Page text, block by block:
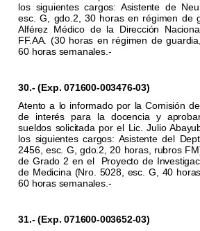
los siguientes cargos: Asistente de
esc. G, gdo.2, 30 horas en régimen de
Alférez Médico de la Dirección
FF.AA. (30 horas en régimen de
60 horas semanales.-
30.- (Exp. 071600-003476-03)
Atento a lo informado por la Comisión
de interés para la docencia y
sueldos solicitada por el Lic. Julio
los siguientes cargos: Asistente del
2456, esc. G, gdo.2, 20 horas, rubros
de Grado 2 en el
Proyecto de
de Medicina (Nro. 5028, esc. G, 40
60 horas semanales.-
31.- (Exp. 071600-003652-03)